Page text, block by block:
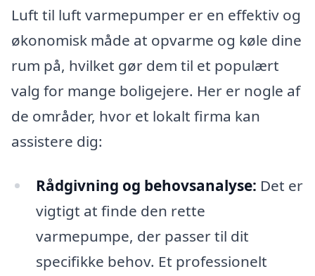
Luft til luft varmepumper er en effektiv og
økonomisk måde at opvarme og køle dine
rum på, hvilket gør dem til et populært
valg for mange boligejere. Her er nogle af
de områder, hvor et lokalt firma kan
assistere dig:
Rådgivning og behovsanalyse: Det er
vigtigt at finde den rette
varmepumpe, der passer til dit
specifikke behov. Et professionelt